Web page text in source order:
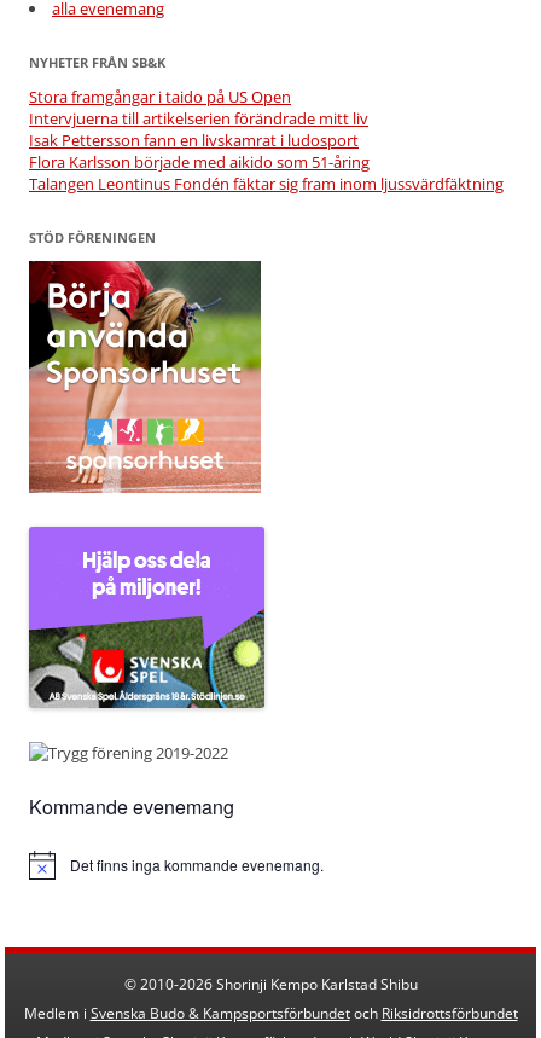
alla evenemang
NYHETER FRÅN SB&K
Stora framgångar i taido på US Open
Intervjuerna till artikelserien förändrade mitt liv
Isak Pettersson fann en livskamrat i ludosport
Flora Karlsson började med aikido som 51-åring
Talangen Leontinus Fondén fäktar sig fram inom ljussvärdfäktning
STÖD FÖRENINGEN
Kommande evenemang
Notis Det finns inga kommande evenemang.
© 2010-2026 Shorinji Kempo Karlstad Shibu
Medlem i Svenska Budo & Kampsportsförbundetoch Riksidrottsförbundet